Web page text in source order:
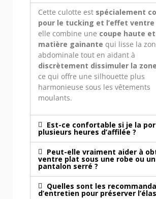
Cette culotte est spécialement
pour le tucking et l’effet
elle combine une coupe haute
matière gainante qui lisse la
abdominale tout en aidant à
discrètement dissimuler la
ce qui offre une silhouette plus
harmonieuse sous les vêtements
moulants.
Est-ce confortable si je la
plusieurs heures d’affilée ?
Peut-elle vraiment aider à
ventre plat sous une robe ou un
pantalon serré ?
Quelles sont les
d’entretien pour préserver